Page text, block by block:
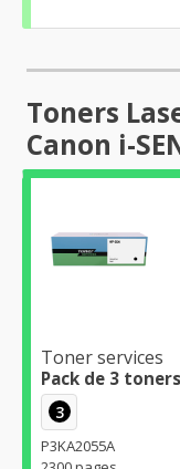
Toners
Canon i-
Toner services
Pack de 3
3
P3KA2055A